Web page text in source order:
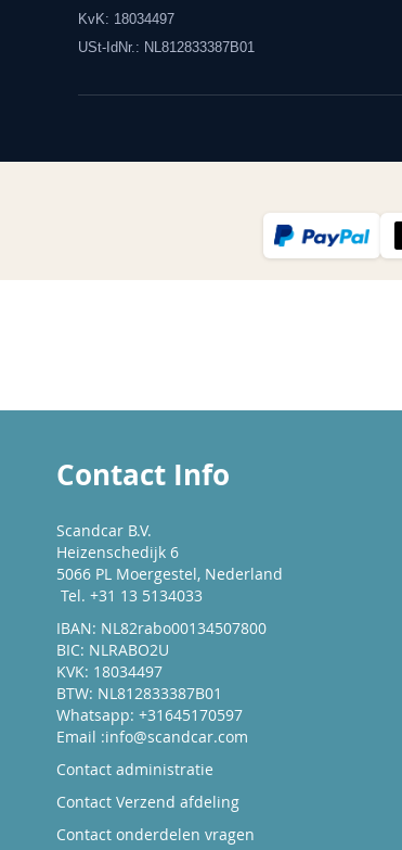
KvK: 18034497
USt-IdNr.: NL812833387B01
Contact Info
Scandcar B.V.
Heizenschedijk 6
5066 PL Moergestel, Nederland
Tel. +31 13 5134033
IBAN: NL82rabo00134507800
BIC: NLRABO2U
KVK: 18034497
BTW: NL812833387B01
Whatsapp: +31645170597
Email :info@scandcar.com
Contact administratie
Contact Verzend afdeling
Contact onderdelen vragen